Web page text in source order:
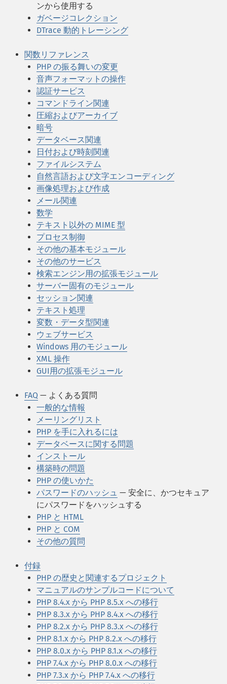
ンから使用する
ガベージコレクション
DTrace 動的トレーシング
関数リファレンス
PHP の振る舞いの変更
音声フォーマットの操作
認証サービス
コマンドライン関連
圧縮およびアーカイブ
暗号
データベース関連
日付および時刻関連
ファイルシステム
自然言語および文字エンコーディング
画像処理および作成
メール関連
数学
テキスト以外の MIME 型
プロセス制御
その他の基本モジュール
その他のサービス
検索エンジン用の拡張モジュール
サーバー固有のモジュール
セッション関連
テキスト処理
変数・データ型関連
ウェブサービス
Windows 用のモジュール
XML 操作
GUI用の拡張モジュール
FAQ — よくある質問
一般的な情報
メーリングリスト
PHP を手に入れるには
データベースに関する問題
インストール
構築時の問題
PHP の使いかた
パスワードのハッシュ — 安全に、かつセキュア
にパスワードをハッシュする
PHP と HTML
PHP と COM
その他の質問
付録
PHP の歴史と関連するプロジェクト
マニュアルのサンプルコードについて
PHP 8.4.x から PHP 8.5.x への移行
PHP 8.3.x から PHP 8.4.x への移行
PHP 8.2.x から PHP 8.3.x への移行
PHP 8.1.x から PHP 8.2.x への移行
PHP 8.0.x から PHP 8.1.x への移行
PHP 7.4.x から PHP 8.0.x への移行
PHP 7.3.x から PHP 7.4.x への移行